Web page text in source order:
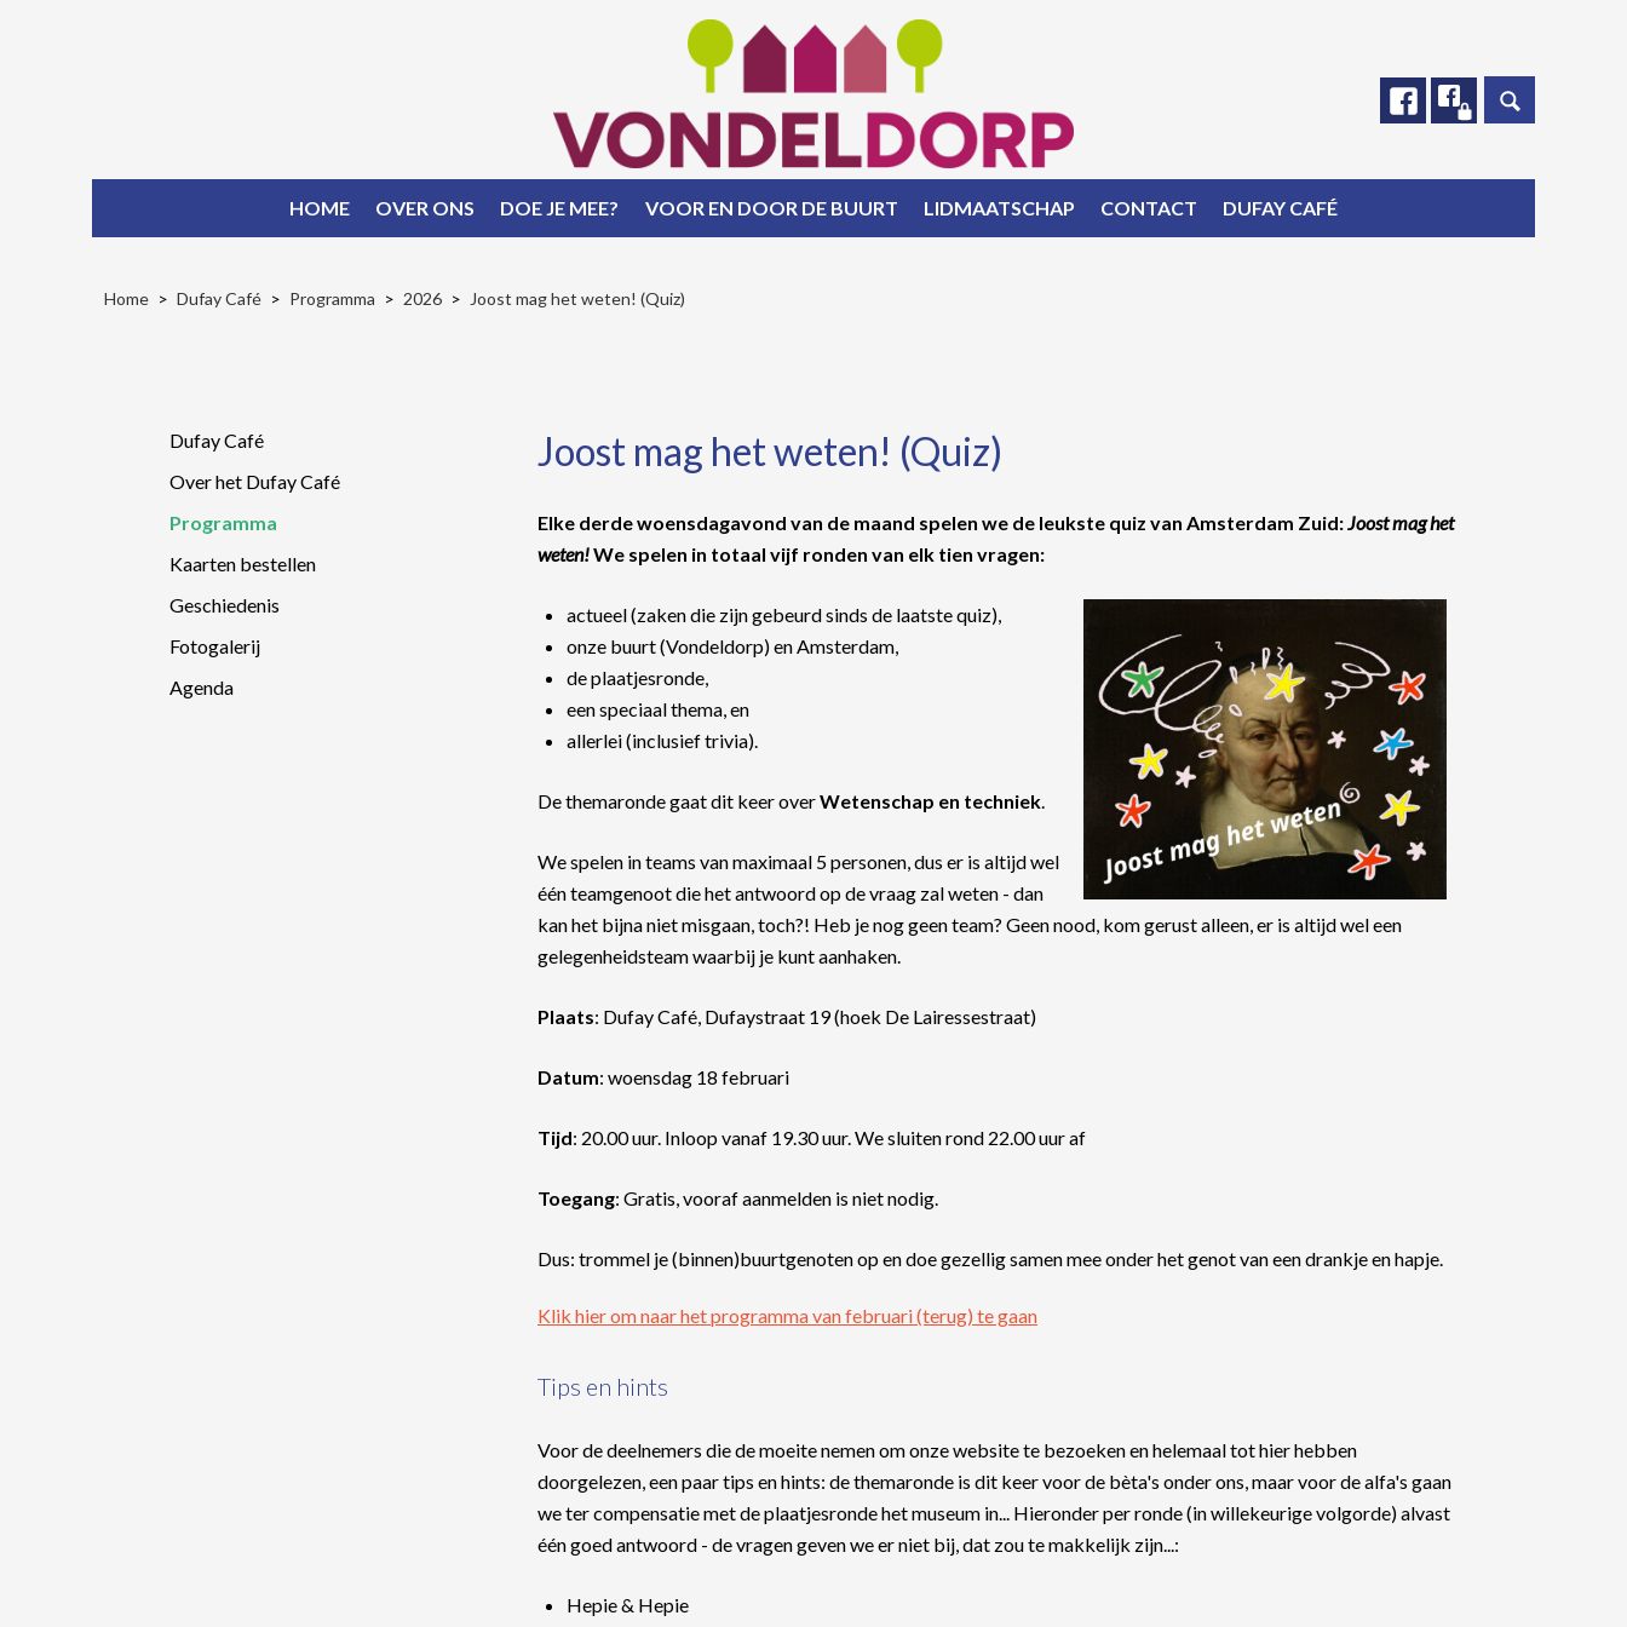
FacebookFacebook
HOME OVER ONS DOE JE MEE? VOOR EN DOOR DE BUURT LIDMAATSCHAP CONTACT DUFAY CAFÉ
Home Dufay Café Programma 2026 Joost mag het weten! (Quiz)
Dufay Café
Over het Dufay Café
Programma
Kaarten bestellen
Geschiedenis
Fotogalerij
Agenda
Joost mag het weten! (Quiz)
Elke derde woensdagavond van de maand spelen we de leukste quiz van Amsterdam Zuid:Joost mag het
weten!We spelen in totaal vijf ronden van elk tien vragen:
actueel (zaken die zijn gebeurd sinds de laatste quiz),
onze buurt (Vondeldorp) en Amsterdam,
de plaatjesronde,
een speciaal thema, en
allerlei (inclusief trivia).
De themaronde gaat dit keer overWetenschap en techniek.
We spelen in teams van maximaal 5 personen, dus er is altijd wel
één teamgenoot die het antwoord op de vraag zal weten - dan
kan het bijna niet misgaan, toch?! Heb je nog geen team? Geen nood, kom gerust alleen, er is altijd wel een
gelegenheidsteam waarbij je kunt aanhaken.
Plaats: Dufay Café, Dufaystraat 19 (hoek De Lairessestraat)
Datum: woensdag 18 februari
Tijd: 20.00 uur. Inloop vanaf 19.30 uur. We sluiten rond 22.00 uur af
Toegang: Gratis, vooraf aanmelden is niet nodig.
Dus: trommel je (binnen)buurtgenoten op en doe gezellig samen mee onder het genot van een drankje en hapje.
Klik hier om naar het programma van februari (terug) te gaan
Tips en hints
Voor de deelnemers die de moeite nemen om onze website te bezoeken en helemaal tot hier hebben
doorgelezen, een paar tips en hints: de themaronde is dit keer voor de bèta's onder ons, maar voor de alfa's gaan
we ter compensatie met de plaatjesronde het museum in... Hieronder per ronde (in willekeurige volgorde) alvast
één goed antwoord - de vragen geven we er niet bij, dat zou te makkelijk zijn...:
Hepie & Hepie